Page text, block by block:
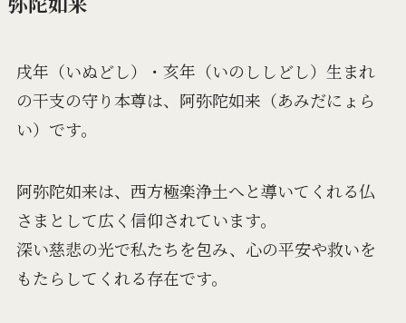
戌年（いぬどし）・亥年（いのししどし）生まれ
の干支の守り本尊は、阿弥陀如来（あみだにょら
い）です。
阿弥陀如来は、西方極楽浄土へと導いてくれる仏
さまとして広く信仰されています。
深い慈悲の光で私たちを包み、心の平安や救いを
もたらしてくれる存在です。